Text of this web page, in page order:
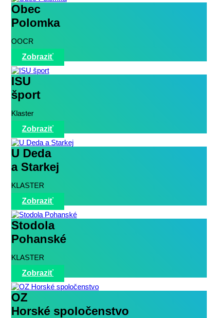
Obec
Polomka
OOCR
Zobraziť
ISU
šport
Klaster
Zobraziť
U Deda
a Starkej
KLASTER
Zobraziť
Stodola
Pohanské
KLASTER
Zobraziť
OZ
Horské spoločenstvo